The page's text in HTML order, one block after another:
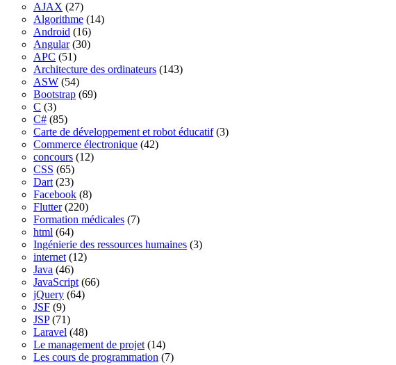
AJAX (27)
Algorithme (14)
Android (16)
Angular(30)
APC (51)
Architecture des ordinateurs (143)
ASW (54)
Bootstrap (69)
C (3)
C# (85)
Carte de développement et robot éducatif(3)
Commerce électronique (42)
concours (12)
CSS (65)
Dart (23)
Facebook (8)
Flutter(220)
Formation médicales (7)
html (64)
Ingénierie des ressources humaines (3)
internet (12)
Java (46)
JavaScript (66)
jQuery (64)
JSF (9)
JSP(71)
Laravel (48)
Le management de projet (14)
Les cours de programmation (7)